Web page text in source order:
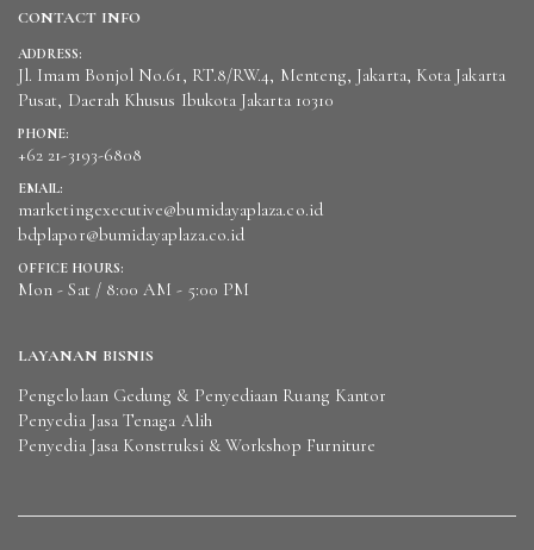
CONTACT INFO
ADDRESS:
Jl. Imam Bonjol No.61, RT.8/RW.4, Menteng, Jakarta, Kota Jakarta
Pusat, Daerah Khusus Ibukota Jakarta 10310
PHONE:
+62 21-3193-6808
EMAIL:
marketingexecutive@bumidayaplaza.co.id
bdplapor@bumidayaplaza.co.id
OFFICE HOURS:
Mon - Sat / 8:00 AM - 5:00 PM
LAYANAN BISNIS
Pengelolaan Gedung & Penyediaan Ruang Kantor
Penyedia Jasa Tenaga Alih
Penyedia Jasa Konstruksi & Workshop Furniture